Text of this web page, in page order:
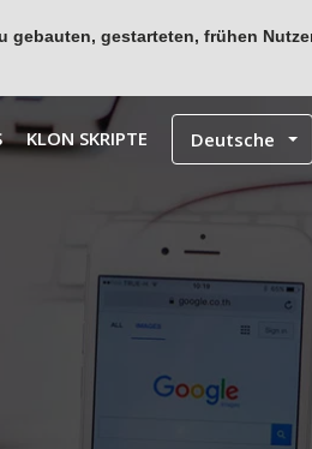
gebauten, gestarteten, frühen
KLON SKRIPTE Deutsche